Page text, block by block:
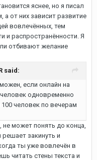
яснее, но я писал
от них зависит развитие
вовлечённых, тем
и распространённости. Я
отбивают желание
said:
если онлайн на
одновременно
человек по вечерам
не может понять до конца,
решает закинуть и
ты уже вовлечён в
читать стены текста и